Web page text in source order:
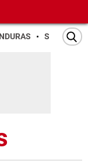
SAN PEDRO